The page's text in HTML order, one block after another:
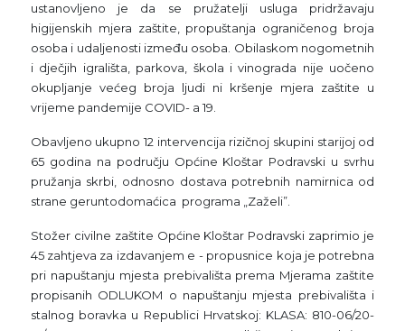
ustanovljeno je da se pružatelji usluga pridržavaju
higijenskih mjera zaštite, propuštanja ograničenog broja
osoba i udaljenosti između osoba. Obilaskom nogometnih
i dječjih igrališta, parkova, škola i vinograda nije uočeno
okupljanje većeg broja ljudi ni kršenje mjera zaštite u
vrijeme pandemije COVID- a 19.
Obavljeno ukupno 12 intervencija rizičnoj skupini starijoj od
65 godina na području Općine Kloštar Podravski u svrhu
pružanja skrbi, odnosno dostava potrebnih namirnica od
strane geruntodomaćica programa „Zaželi”.
Stožer civilne zaštite Općine Kloštar Podravski zaprimio je
45 zahtjeva za izdavanjem e - propusnice koja je potrebna
pri napuštanju mjesta prebivališta prema Mjerama zaštite
propisanih ODLUKOM o napuštanju mjesta prebivališta i
stalnog boravka u Republici Hrvatskoj: KLASA: 810-06/20-